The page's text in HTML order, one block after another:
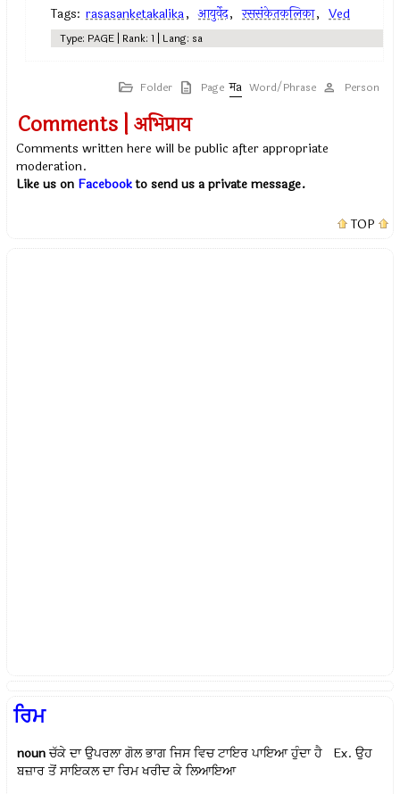
Tags: rasasanketakalika, आयुर्वेद, रससंकेतकलिका, Ved
Type: PAGE | Rank: 1 | Lang: sa
Folder Page Word/Phrase Person
Comments | अभिप्राय
Comments written here will be public after appropriate
moderation.
Like us on Facebookto send us a private message.
TOP
ਰਿਮ
noun ਚੱਕੇ ਦਾ ਉਪਰਲਾ ਗੋਲ ਭਾਗ ਜਿਸ ਵਿਚ ਟਾਇਰ ਪਾਇਆ ਹੁੰਦਾ ਹੈ Ex.ਉਹ
ਬਜ਼ਾਰ ਤੋਂ ਸਾਇਕਲ ਦਾ ਰਿਮ ਖਰੀਦ ਕੇ ਲਿਆਇਆ